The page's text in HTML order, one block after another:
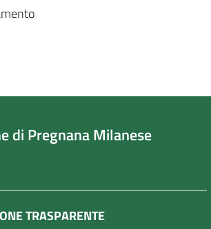
di Pregnana Milanese
TRASPARENTE